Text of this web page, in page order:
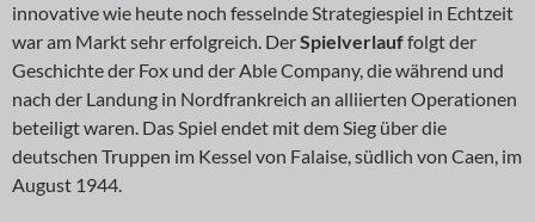
innovative wie heute noch fesselnde Strategiespiel in Echtzeit
war am Markt sehr erfolgreich. DerSpielverlauffolgt der
Geschichte der Fox und der Able Company, die während und
nach der Landung in Nordfrankreich an alliierten Operationen
beteiligt waren. Das Spiel endet mit dem Sieg über die
deutschen Truppen im Kessel von Falaise, südlich von Caen, im
August 1944.